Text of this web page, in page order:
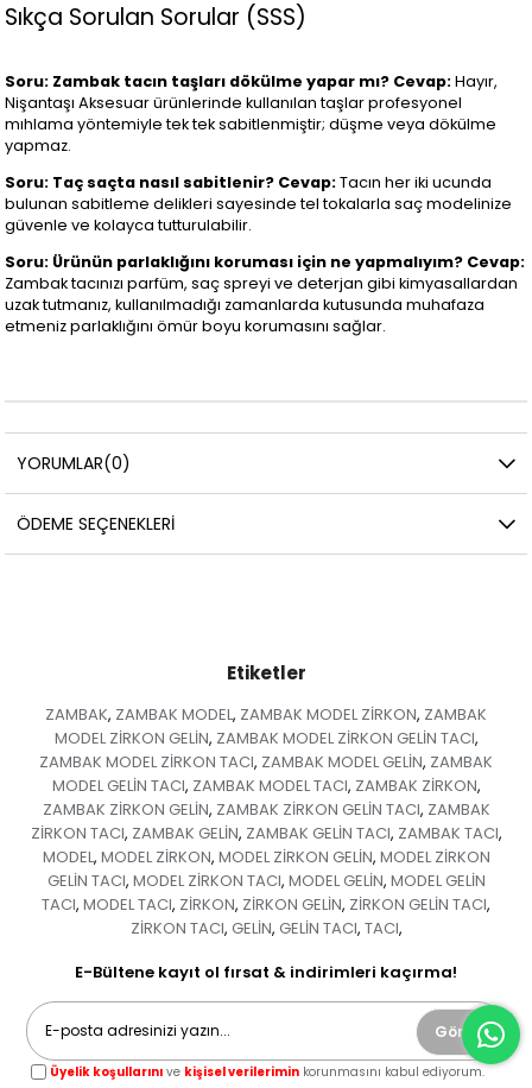
Sıkça Sorulan Sorular (SSS)
Soru: Zambak tacın taşları dökülme yapar mı? Cevap:Hayır,
Nişantaşı Aksesuar ürünlerinde kullanılan taşlar profesyonel
mıhlama yöntemiyle tek tek sabitlenmiştir; düşme veya dökülme
yapmaz.
Soru: Taç saçta nasıl sabitlenir? Cevap:Tacın her iki ucunda
bulunan sabitleme delikleri sayesinde tel tokalarla saç modelinize
güvenle ve kolayca tutturulabilir.
Soru: Ürünün parlaklığını koruması için ne yapmalıyım? Cevap:
Zambak tacınızı parfüm, saç spreyi ve deterjan gibi kimyasallardan
uzak tutmanız, kullanılmadığı zamanlarda kutusunda muhafaza
etmeniz parlaklığını ömür boyu korumasını sağlar.
YORUMLAR(0)
ÖDEME SEÇENEKLERI
Etiketler
ZAMBAK, ZAMBAK MODEL, ZAMBAK MODEL ZİRKON, ZAMBAK
MODEL ZİRKON GELİN, ZAMBAK MODEL ZİRKON GELİN TACI,
ZAMBAK MODEL ZİRKON TACI, ZAMBAK MODEL GELİN, ZAMBAK
MODEL GELİN TACI, ZAMBAK MODEL TACI, ZAMBAK ZİRKON,
ZAMBAK ZİRKON GELİN, ZAMBAK ZİRKON GELİN TACI, ZAMBAK
ZİRKON TACI, ZAMBAK GELİN, ZAMBAK GELİN TACI, ZAMBAK TACI,
MODEL, MODEL ZİRKON, MODEL ZİRKON GELİN, MODEL ZİRKON
GELİN TACI, MODEL ZİRKON TACI, MODEL GELİN, MODEL GELİN
TACI, MODEL TACI, ZİRKON, ZİRKON GELİN, ZİRKON GELİN TACI,
ZİRKON TACI, GELİN, GELİN TACI, TACI,
E-Bültene kayıt ol fırsat & indirimleri kaçırma!
Gönder
Üyelik koşullarını ve kişisel verilerimin korunmasını kabul ediyorum.